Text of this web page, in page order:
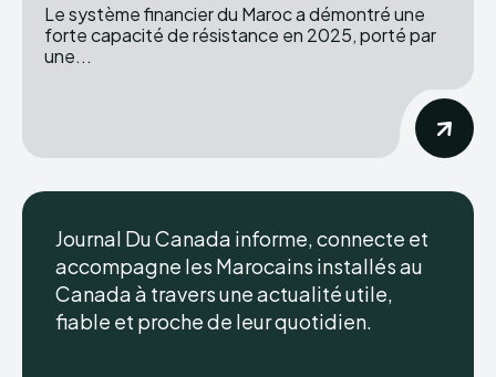
Le système financier du Maroc a démontré une
forte capacité de résistance en 2025, porté par
une...
Journal Du Canada informe, connecte et
accompagne les Marocains installés au
Canada à travers une actualité utile,
fiable et proche de leur quotidien.